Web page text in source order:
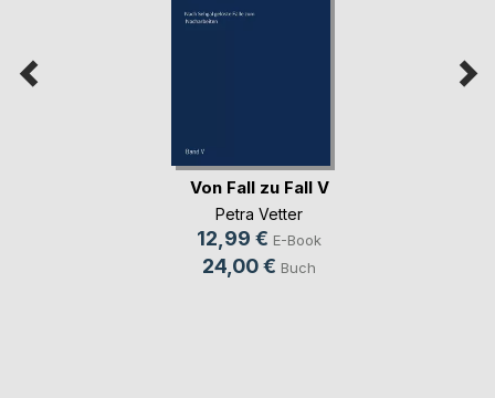
Von Fall zu Fall V
Petra Vetter
12,99 € E-Book
24,00 € Buch